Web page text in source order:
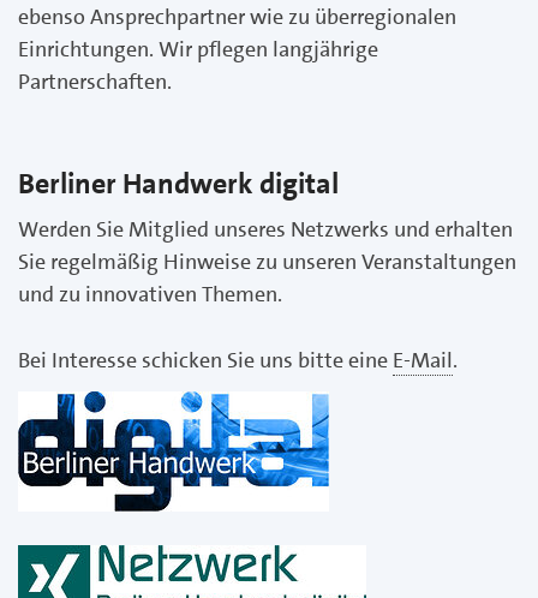
ebenso Ansprechpartner wie zu überregionalen
Einrichtungen. Wir pflegen langjährige
Partnerschaften.
Berliner Handwerk digital
Werden Sie Mitglied unseres Netzwerks und erhalten
Sie regelmäßig Hinweise zu unseren Veranstaltungen
und zu innovativen Themen.
Bei Interesse schicken Sie uns bitte eine E-Mail.